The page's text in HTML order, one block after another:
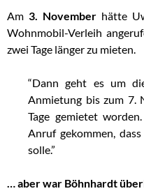
Am 3. November hätte
Wohnmobil-Verleih
zwei Tage länger zu mieten.
“Dann geht es um
Anmietung bis zum 7.
Tage gemietet
Anruf gekommen,
solle.”
… aber war Böhnhardt